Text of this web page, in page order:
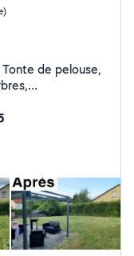
et
Batterie, ect..
Garage,